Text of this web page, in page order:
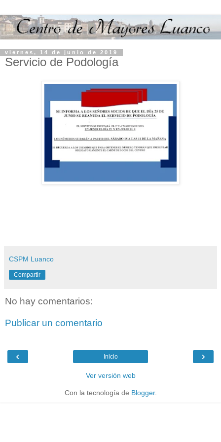
viernes, 14 de junio de 2019
Servicio de Podología
CSPM Luanco
Compartir
No hay comentarios:
Publicar un comentario
‹ ›
Inicio
Ver versión web
Con la tecnología de Blogger.